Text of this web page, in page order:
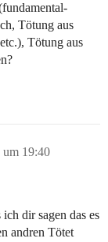
Tötung aus
Tötung aus
um 19:40
dir sagen das es
andren Tötet